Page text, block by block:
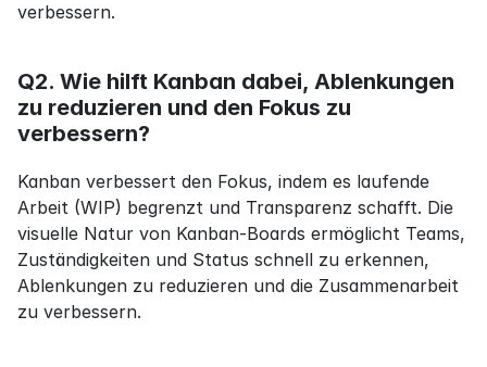
verbessern.
Q2. Wie hilft Kanban dabei, Ablenkungen
zu reduzieren und den Fokus zu
verbessern?
Kanban verbessert den Fokus, indem es laufende
Arbeit (WIP) begrenzt und Transparenz schafft. Die
visuelle Natur von Kanban-Boards ermöglicht Teams,
Zuständigkeiten und Status schnell zu erkennen,
Ablenkungen zu reduzieren und die Zusammenarbeit
zu verbessern.